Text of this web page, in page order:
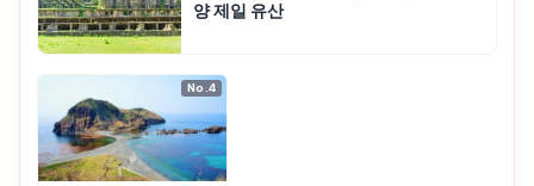
양 제일 유산
No.4